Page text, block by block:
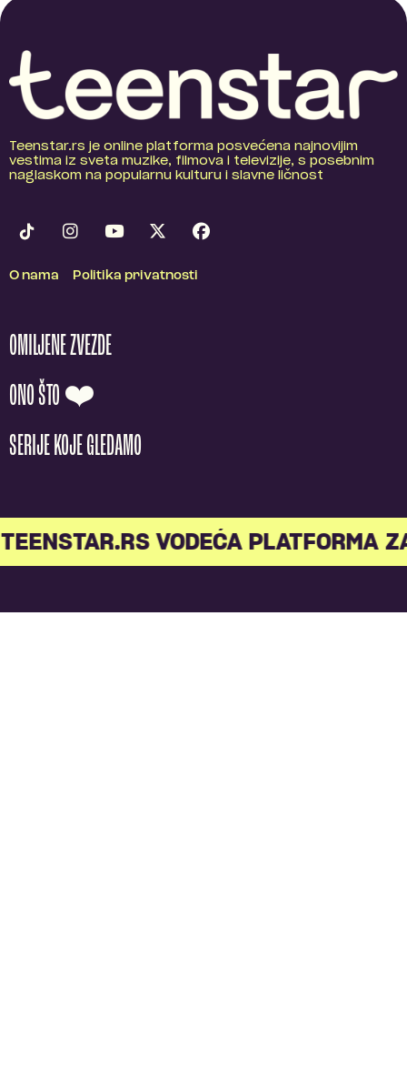
Teenstar.rs je online platforma posvećena najnovijim
vestima iz sveta muzike, filmova i televizije, s posebnim
naglaskom na popularnu kulturu i slavne ličnost
O nama Politika privatnosti
OMILJENE ZVEZDE
ONO ŠTO ❤️
SERIJE KOJE GLEDAMO
VODEĆA PLATFORMA